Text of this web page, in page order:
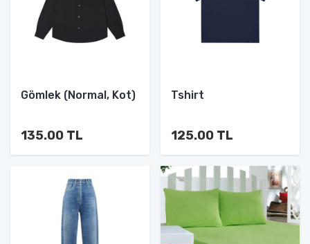
Gömlek (Normal, Kot)
135.00 TL
Tshirt
125.00 TL